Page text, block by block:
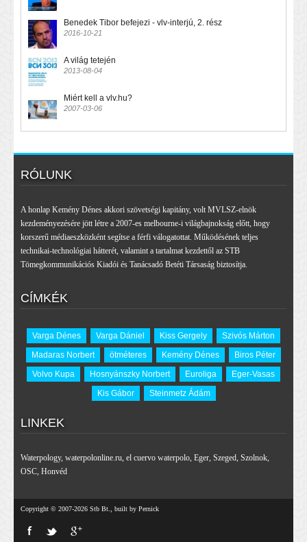
Benedek Tibor befejezi - vlv-interjú, 2. rész
2016-10-21
A világ tetején
2013-08-04
Miért kell a vlv.hu?
2007-03-06
RÓLUNK
A honlap Kemény Dénes akkori szövetségi kapitány, volt MVLSZ-elnök
kezdeményezésére jött létre a 2007-es melbourne-i világbajnokság előtt, hogy
korszerű médiaeszközként segítse a férfi válogatottat. Működésének teljes
technikai-technológiai hátterét, valamint a tartalmat kezdettől az STB
Tömegkommunikációs Kiadói és Tanácsadó Betéti Társaság biztosítja.
CÍMKÉK
Varga Dénes Varga Dániel Kiss Gergely
Szivós Márton
Madaras Norbert
ötméteres Kemény Dénes
Biros Péter
Volvo Kupa
Hosnyánszky Norbert Euroliga
Eger-Vasas
Kis Gábor
Steinmetz Ádám
LINKEK
Waterpology, waterpolonline.ru, el cuervo waterpolo, Eger, Szeged, Szolnok,
OSC, Honvéd
Copyright © 2007-2026 Stb Bt., built by Pernick